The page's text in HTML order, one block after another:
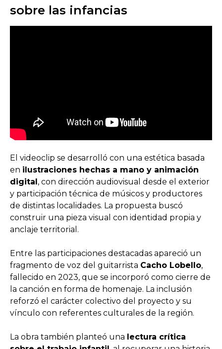
sobre las infancias
El videoclip se desarrolló con una estética basada
en ilustraciones hechas a mano y animación
digital, con dirección audiovisual desde el exterior
y participación técnica de músicos y productores
de distintas localidades. La propuesta buscó
construir una pieza visual con identidad propia y
anclaje territorial.
Entre las participaciones destacadas apareció un
fragmento de voz del guitarrista Cacho Lobello,
fallecido en 2023, que se incorporó como cierre de
la canción en forma de homenaje. La inclusión
reforzó el carácter colectivo del proyecto y su
vínculo con referentes culturales de la región.
La obra también planteó una lectura crítica